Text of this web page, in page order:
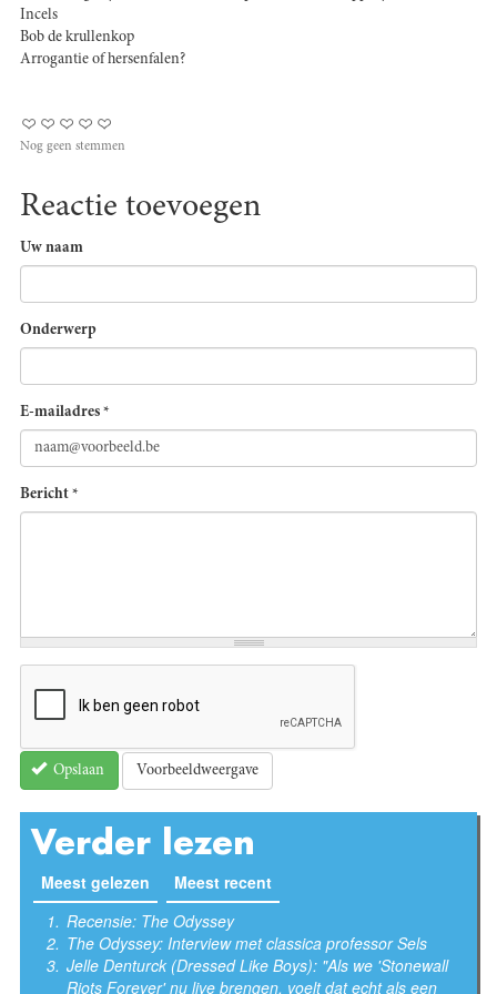
Incels
Bob de krullenkop
Arrogantie of hersenfalen?
Nog geen stemmen
Reactie toevoegen
Uw naam
Onderwerp
E-mailadres *
Bericht *
Opslaan Voorbeeldweergave
Verder lezen
Meest gelezen (actieve tabblad)
Meest recent
Recensie: The Odyssey
The Odyssey: Interview met classica professor Sels
Jelle Denturck (Dressed Like Boys): "Als we 'Stonewall
Riots Forever' nu live brengen, voelt dat echt als een